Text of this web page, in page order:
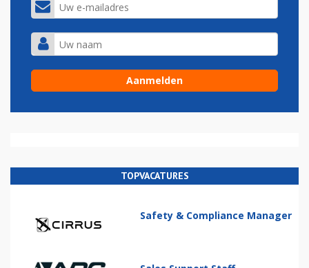
TOPVACATURES
Safety & Compliance Manager